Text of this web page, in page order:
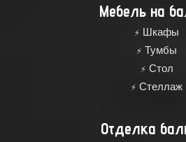
Мебель на
Шкафы
Тумбы
Стол
Стеллаж
Отделка